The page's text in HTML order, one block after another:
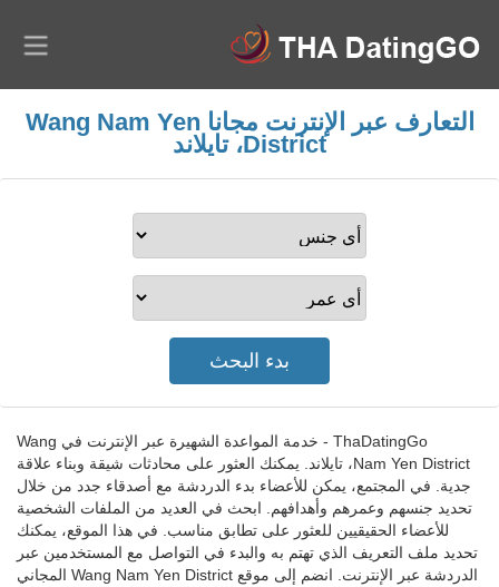
التعارف عبر الإنترنت مجانا Wang Nam Yen
District، تايلاند
ThaDatingGo - خدمة المواعدة الشهيرة عبر الإنترنت في Wang
Nam Yen District، تايلاند. يمكنك العثور على محادثات شيقة وبناء علاقة
جدية. في المجتمع، يمكن للأعضاء بدء الدردشة مع أصدقاء جدد من خلال
تحديد جنسهم وعمرهم وأهدافهم. ابحث في العديد من الملفات الشخصية
للأعضاء الحقيقيين للعثور على تطابق مناسب. في هذا الموقع، يمكنك
تحديد ملف التعريف الذي تهتم به والبدء في التواصل مع المستخدمين عبر
الدردشة عبر الإنترنت. انضم إلى موقع Wang Nam Yen District المجاني